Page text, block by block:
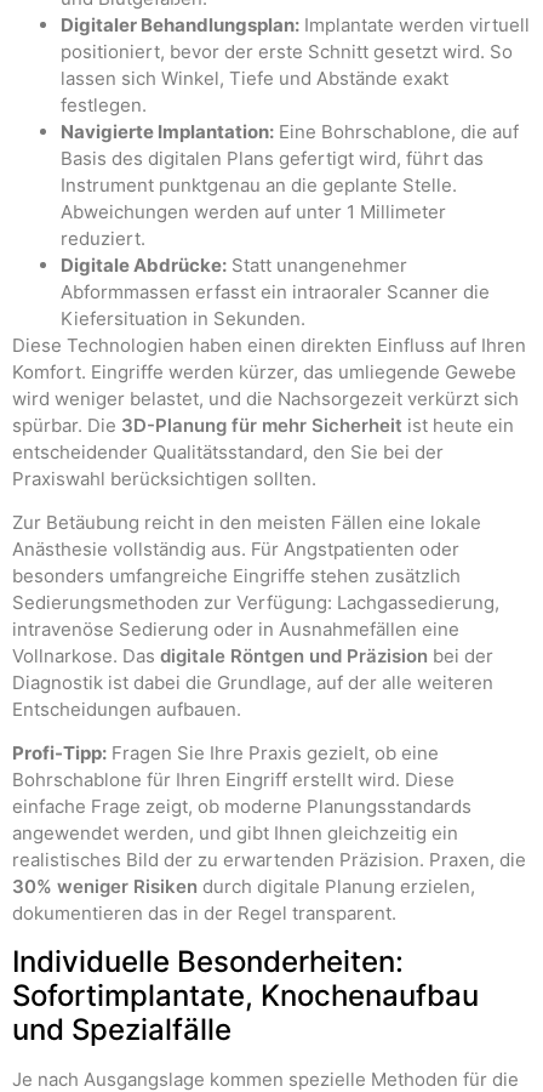
Digitaler Behandlungsplan: Implantate werden virtuell
positioniert, bevor der erste Schnitt gesetzt wird. So
lassen sich Winkel, Tiefe und Abstände exakt
festlegen.
Navigierte Implantation: Eine Bohrschablone, die auf
Basis des digitalen Plans gefertigt wird, führt das
Instrument punktgenau an die geplante Stelle.
Abweichungen werden auf unter 1 Millimeter
reduziert.
Digitale Abdrücke: Statt unangenehmer
Abformmassen erfasst ein intraoraler Scanner die
Kiefersituation in Sekunden.
Diese Technologien haben einen direkten Einfluss auf Ihren
Komfort. Eingriffe werden kürzer, das umliegende Gewebe
wird weniger belastet, und die Nachsorgezeit verkürzt sich
spürbar. Die 3D-Planung für mehr Sicherheit ist heute ein
entscheidender Qualitätsstandard, den Sie bei der
Praxiswahl berücksichtigen sollten.
Zur Betäubung reicht in den meisten Fällen eine lokale
Anästhesie vollständig aus. Für Angstpatienten oder
besonders umfangreiche Eingriffe stehen zusätzlich
Sedierungsmethoden zur Verfügung: Lachgassedierung,
intravenöse Sedierung oder in Ausnahmefällen eine
Vollnarkose. Das digitale Röntgen und Präzision bei der
Diagnostik ist dabei die Grundlage, auf der alle weiteren
Entscheidungen aufbauen.
Profi-Tipp: Fragen Sie Ihre Praxis gezielt, ob eine
Bohrschablone für Ihren Eingriff erstellt wird. Diese
einfache Frage zeigt, ob moderne Planungsstandards
angewendet werden, und gibt Ihnen gleichzeitig ein
realistisches Bild der zu erwartenden Präzision. Praxen, die
30% weniger Risiken durch digitale Planung erzielen,
dokumentieren das in der Regel transparent.
Individuelle Besonderheiten:
Sofortimplantate, Knochenaufbau
und Spezialfälle
Je nach Ausgangslage kommen spezielle Methoden für die